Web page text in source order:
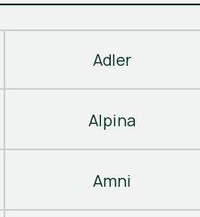
Adler
Alpina
Amni